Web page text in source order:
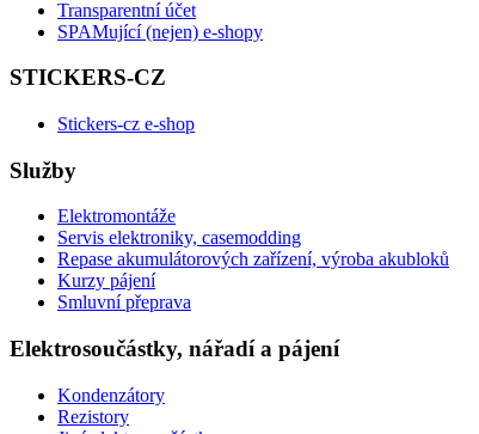
Transparentní účet
SPAMující (nejen) e-shopy
STICKERS-CZ
Stickers-cz e-shop
Služby
Elektromontáže
Servis elektroniky, casemodding
Repase akumulátorových zařízení, výroba akubloků
Kurzy pájení
Smluvní přeprava
Elektrosoučástky, nářadí a pájení
Kondenzátory
Rezistory